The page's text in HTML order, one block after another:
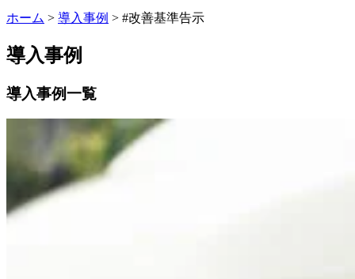
ホーム > 導入事例 > #改善基準告示
導入事例
導入事例一覧